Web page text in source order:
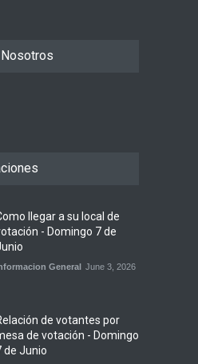
llegar a su local de
- Domingo 7 de
General June 3, 2026
de votantes por
de votación - Domingo
de Junio